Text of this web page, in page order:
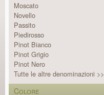
Moscato
Novello
Passito
Piedirosso
Pinot Bianco
Pinot Grigio
Pinot Nero
Tutte le altre denominazioni >>
Colore